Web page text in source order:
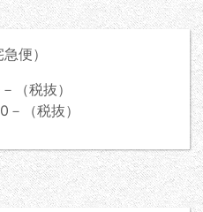
便）
税抜）
（税抜）